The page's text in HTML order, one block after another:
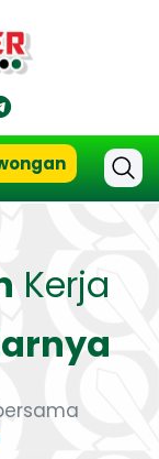
Kerja